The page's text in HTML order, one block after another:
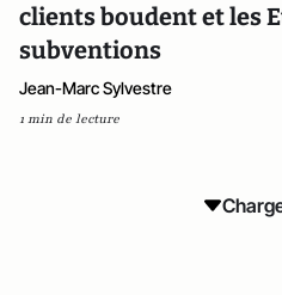
clients boudent et les
subventions
Jean-Marc Sylvestre
1 min de lecture